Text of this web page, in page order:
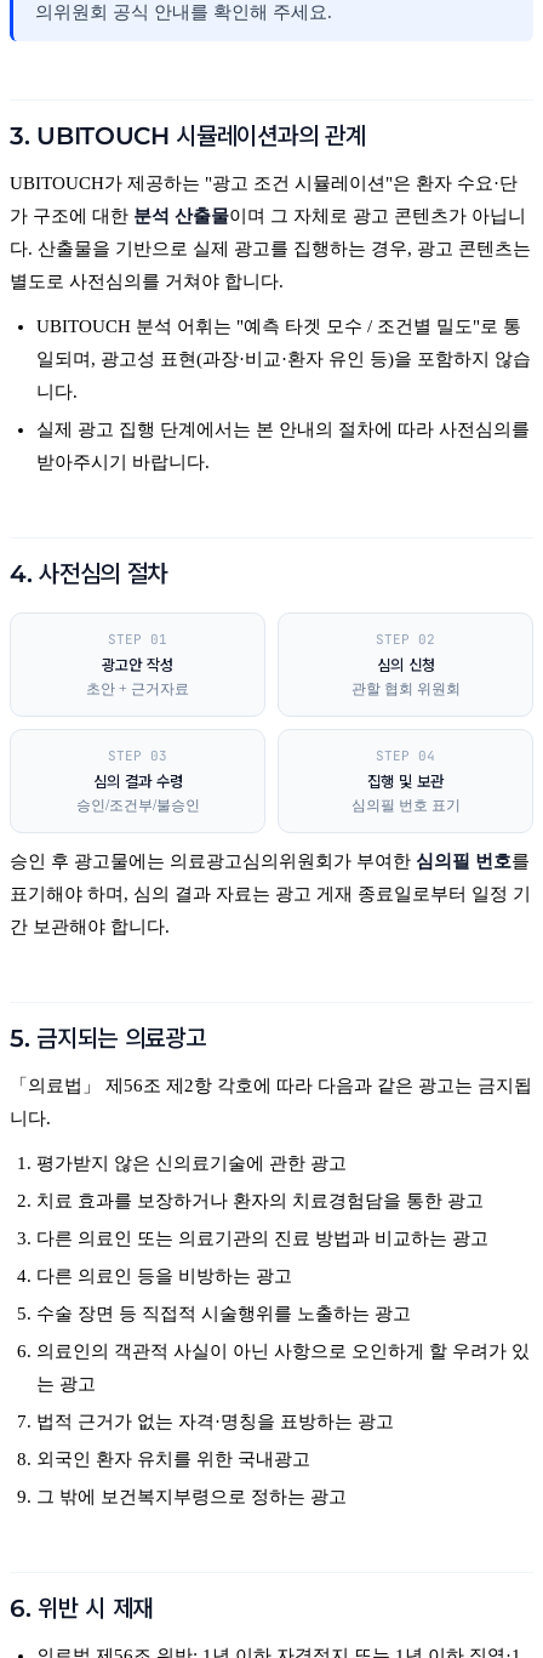
의위원회 공식 안내를 확인해 주세요.
3. UBITOUCH 시뮬레이션과의 관계
UBITOUCH가 제공하는 "광고 조건 시뮬레이션"은 환자 수요·단
가 구조에 대한 분석 산출물이며 그 자체로 광고 콘텐츠가 아닙니
다. 산출물을 기반으로 실제 광고를 집행하는 경우, 광고 콘텐츠는
별도로 사전심의를 거쳐야 합니다.
UBITOUCH 분석 어휘는 "예측 타겟 모수 / 조건별 밀도"로 통
일되며, 광고성 표현(과장·비교·환자 유인 등)을 포함하지 않습
니다.
실제 광고 집행 단계에서는 본 안내의 절차에 따라 사전심의를
받아주시기 바랍니다.
4. 사전심의 절차
STEP 01
광고안 작성
초안 + 근거자료
STEP 02
심의 신청
관할 협회 위원회
STEP 03
심의 결과 수령
승인/조건부/불승인
STEP 04
집행 및 보관
심의필 번호 표기
승인 후 광고물에는 의료광고심의위원회가 부여한 심의필 번호를
표기해야 하며, 심의 결과 자료는 광고 게재 종료일로부터 일정 기
간 보관해야 합니다.
5. 금지되는 의료광고
「의료법」 제56조 제2항 각호에 따라 다음과 같은 광고는 금지됩
니다.
평가받지 않은 신의료기술에 관한 광고
치료 효과를 보장하거나 환자의 치료경험담을 통한 광고
다른 의료인 또는 의료기관의 진료 방법과 비교하는 광고
다른 의료인 등을 비방하는 광고
수술 장면 등 직접적 시술행위를 노출하는 광고
의료인의 객관적 사실이 아닌 사항으로 오인하게 할 우려가 있
는 광고
법적 근거가 없는 자격·명칭을 표방하는 광고
외국인 환자 유치를 위한 국내광고
그 밖에 보건복지부령으로 정하는 광고
6. 위반 시 제재